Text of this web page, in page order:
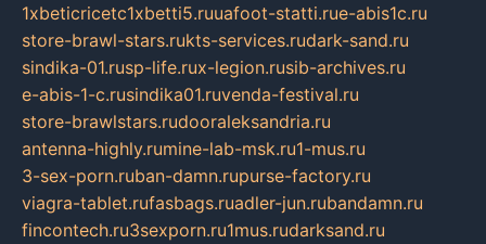
1xbeticricetc1xbetti5.ruuafoot-statti.rue-abis1c.ru
store-brawl-stars.rukts-services.rudark-sand.ru
sindika-01.rusp-life.rux-legion.rusib-archives.ru
e-abis-1-c.rusindika01.ruvenda-festival.ru
store-brawlstars.rudooraleksandria.ru
antenna-highly.rumine-lab-msk.ru1-mus.ru
3-sex-porn.ruban-damn.rupurse-factory.ru
viagra-tablet.rufasbags.ruadler-jun.rubandamn.ru
fincontech.ru3sexporn.ru1mus.rudarksand.ru